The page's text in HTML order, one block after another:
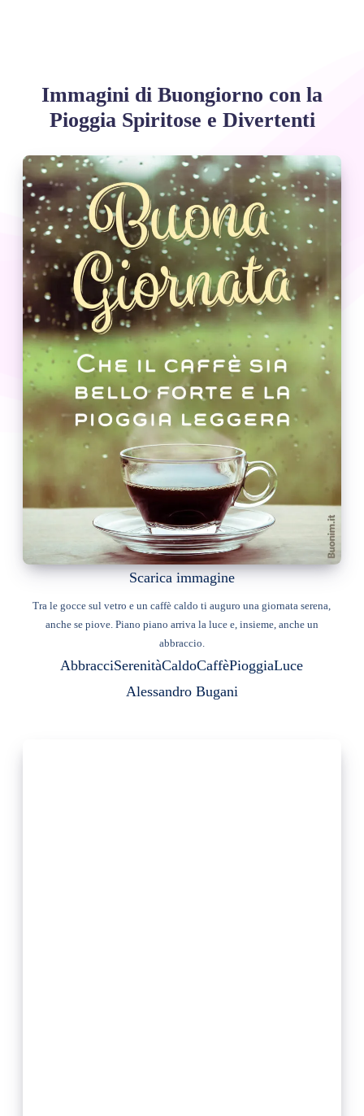
Immagini di Buongiorno con la
Pioggia Spiritose e Divertenti
Scarica immagine
Tra le gocce sul vetro e un caffè caldo ti auguro una giornata serena,
anche se piove. Piano piano arriva la luce e, insieme, anche un
abbraccio.
AbbracciSerenitàCaldoCaffèPioggiaLuce
Alessandro Bugani